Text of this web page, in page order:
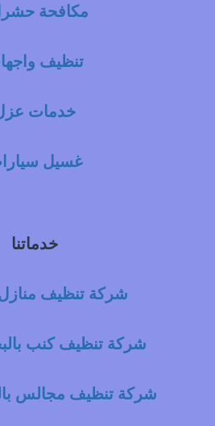
مكافحة
تنظيف
خدمات
غسيل
خدماتنا
شركة تنظيف
شركة تنظيف كنب
شركة تنظيف مجالس